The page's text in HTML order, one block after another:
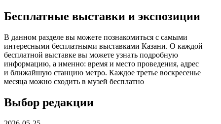
Бесплатные выставки и экспозиции
В данном разделе вы можете познакомиться с самыми
интересными бесплатными выставками Казани. О каждой
бесплатной выставке вы можете узнать подробную
информацию, а именно: время и место проведения, адрес
и ближайшую станцию метро. Каждое третье воскресенье
месяца можно сходить в музей бесплатно
Выбор редакции